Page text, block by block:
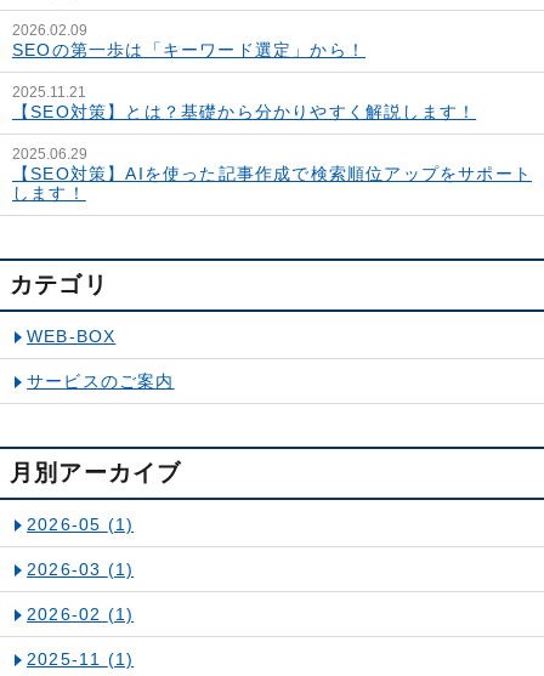
2026.02.09
SEOの第一歩は「キーワード選定」から！
2025.11.21
【SEO対策】とは？基礎から分かりやすく解説します！
2025.06.29
【SEO対策】AIを使った記事作成で検索順位アップをサポート
します！
カテゴリ
WEB-BOX
サービスのご案内
月別アーカイブ
2026-05 (1)
2026-03 (1)
2026-02 (1)
2025-11 (1)